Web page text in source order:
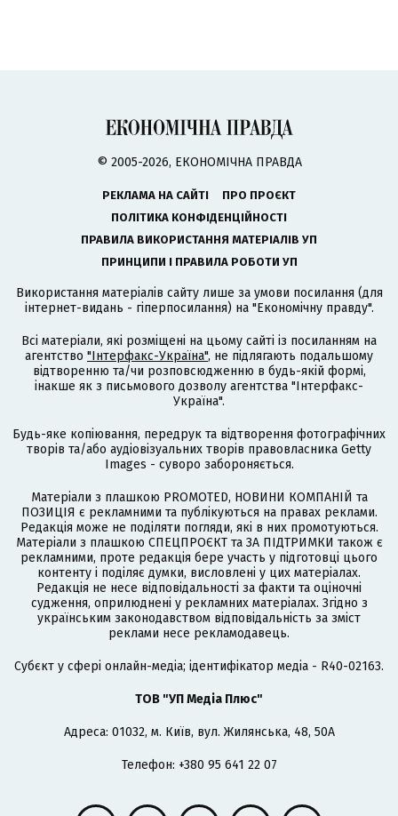
© 2005-2026, ЕКОНОМІЧНА ПРАВДА
РЕКЛАМА НА САЙТІ
ПРО ПРОЄКТ
ПОЛІТИКА КОНФІДЕНЦІЙНОСТІ
ПРАВИЛА ВИКОРИСТАННЯ МАТЕРІАЛІВ УП
ПРИНЦИПИ І ПРАВИЛА РОБОТИ УП
Використання матеріалів сайту лише за умови посилання (для
інтернет-видань - гіперпосилання) на "Економічну правду".
Всі матеріали, які розміщені на цьому сайті із посиланням на
агентство "Інтерфакс-Україна", не підлягають подальшому
відтворенню та/чи розповсюдженню в будь-якій формі,
інакше як з письмового дозволу агентства "Інтерфакс-
Україна".
Будь-яке копіювання, передрук та відтворення фотографічних
творів та/або аудіовізуальних творів правовласника Getty
Images - суворо забороняється.
Матеріали з плашкою PROMOTED, НОВИНИ КОМПАНІЙ та
ПОЗИЦІЯ є рекламними та публікуються на правах реклами.
Редакція може не поділяти погляди, які в них промотуються.
Матеріали з плашкою СПЕЦПРОЄКТ та ЗА ПІДТРИМКИ також є
рекламними, проте редакція бере участь у підготовці цього
контенту і поділяє думки, висловлені у цих матеріалах.
Редакція не несе відповідальності за факти та оціночні
судження, оприлюднені у рекламних матеріалах. Згідно з
українським законодавством відповідальність за зміст
реклами несе рекламодавець.
Cубєкт у сфері онлайн-медіа; ідентифікатор медіа - R40-02163.
ТОВ "УП Медіа Плюс"
Адреса: 01032, м. Київ, вул. Жилянська, 48, 50А
Телефон: +380 95 641 22 07